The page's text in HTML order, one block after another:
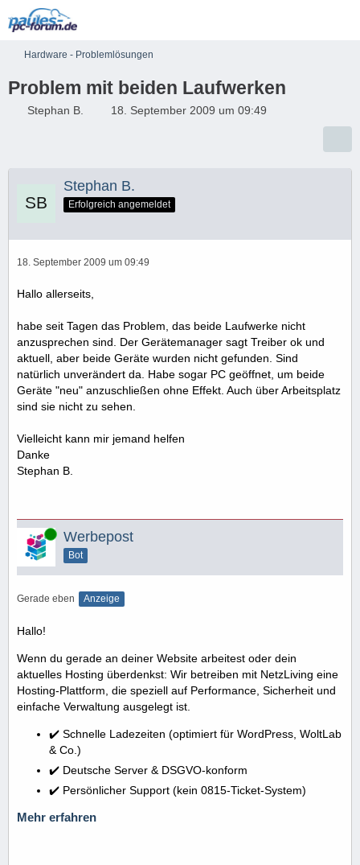
Hardware - Problemlösungen
Problem mit beiden Laufwerken
Stephan B. 18. September 2009 um 09:49
Stephan B.
Erfolgreich angemeldet
18. September 2009 um 09:49
Hallo allerseits,
habe seit Tagen das Problem, das beide Laufwerke nicht
anzusprechen sind. Der Gerätemanager sagt Treiber ok und
aktuell, aber beide Geräte wurden nicht gefunden. Sind
natürlich unverändert da. Habe sogar PC geöffnet, um beide
Geräte "neu" anzuschließen ohne Effekt. Auch über Arbeitsplatz
sind sie nicht zu sehen.
Vielleicht kann mir jemand helfen
Danke
Stephan B.
Online Werbepost
Bot
Gerade eben Anzeige
Hallo!
Wenn du gerade an deiner Website arbeitest oder dein
aktuelles Hosting überdenkst: Wir betreiben mit NetzLiving eine
Hosting-Plattform, die speziell auf Performance, Sicherheit und
einfache Verwaltung ausgelegt ist.
✔️ Schnelle Ladezeiten (optimiert für WordPress, WoltLab
& Co.)
✔️ Deutsche Server & DSGVO-konform
✔️ Persönlicher Support (kein 0815-Ticket-System)
Mehr erfahren